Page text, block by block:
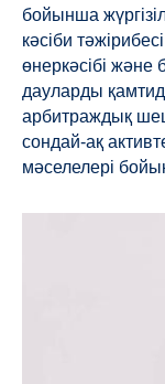
бойынша
кәсіби
өнеркәсібі және
дауларды
арбитраждық
сондай-ақ
мәселелері